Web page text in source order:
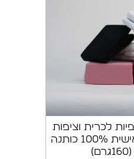
לכרית וציפות
לשמיכה יחיד /זוגי להרכבה אישית 100% כותנה